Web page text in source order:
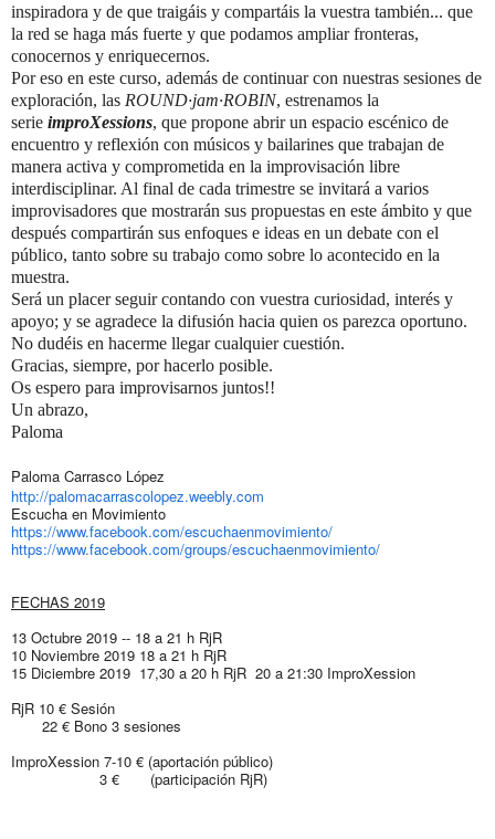
inspiradora y de que traigáis y compartáis la vuestra también... que
la red se haga más fuerte y que podamos ampliar fronteras,
conocernos y enriquecernos.
Por eso en este curso, además de continuar con nuestras sesiones de
exploración, las ROUND·jam·ROBIN, estrenamos la
serie improXessions, que propone abrir un espacio escénico de
encuentro y reflexión con músicos y bailarines que trabajan de
manera activa y comprometida en la improvisación libre
interdisciplinar. Al final de cada trimestre se invitará a varios
improvisadores que mostrarán sus propuestas en este ámbito y que
después compartirán sus enfoques e ideas en un debate con el
público, tanto sobre su trabajo como sobre lo acontecido en la
muestra.
Será un placer seguir contando con vuestra curiosidad, interés y
apoyo; y se agradece la difusión hacia quien os parezca oportuno.
No dudéis en hacerme llegar cualquier cuestión.
Gracias, siempre, por hacerlo posible.
Os espero para improvisarnos juntos!!
Un abrazo,
Paloma
Paloma Carrasco López
http://palomacarrascolopez.weebly.com
Escucha en Movimiento
https://www.facebook.com/escuchaenmovimiento/
https://www.facebook.com/groups/escuchaenmovimiento/
FECHAS 2019
13 Octubre 2019 -- 18 a 21 h RjR
10 Noviembre 2019 18 a 21 h RjR
15 Diciembre 2019 17,30 a 20 h RjR 20 a 21:30 ImproXession
RjR 10 € Sesión
22 € Bono 3 sesiones
ImproXession 7-10 € (aportación público)
3 € (participación RjR)